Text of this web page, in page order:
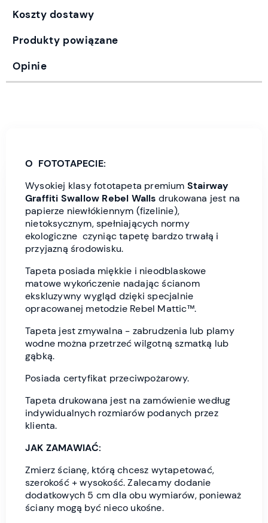
Koszty dostawy
Produkty powiązane
Opinie
O FOTOTAPECIE:
Wysokiej klasy fototapeta premium Stairway
Graffiti Swallow Rebel Walls drukowana jest na
papierze niewłókiennym (fizelinie),
nietoksycznym, spełniających normy
ekologiczne czyniąc tapetę bardzo trwałą i
przyjazną środowisku.
Tapeta posiada miękkie i nieodblaskowe
matowe wykończenie nadając ścianom
ekskluzywny wygląd dzięki specjalnie
opracowanej metodzie Rebel Mattic™.
Tapeta jest zmywalna - zabrudzenia lub plamy
wodne można przetrzeć wilgotną szmatką lub
gąbką.
Posiada certyfikat przeciwpożarowy.
Tapeta drukowana jest na zamówienie według
indywidualnych rozmiarów podanych przez
klienta.
JAK ZAMAWIAĆ:
Zmierz ścianę, którą chcesz wytapetować,
szerokość + wysokość. Zalecamy dodanie
dodatkowych 5 cm dla obu wymiarów, ponieważ
ściany mogą być nieco ukośne.